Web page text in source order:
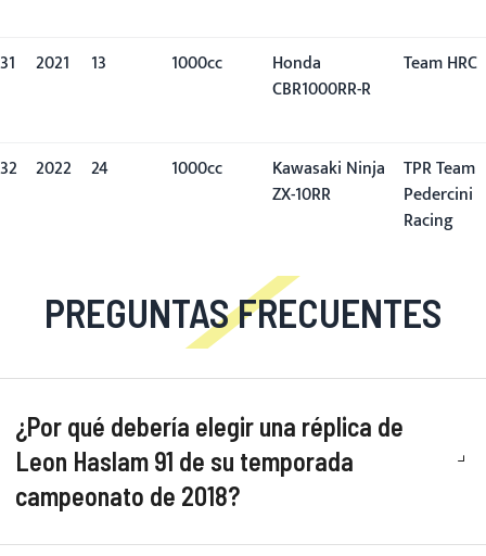
31 2021 13º 1000cc
Honda
CBR1000RR-R
Team HRC
32 2022 24º 1000cc
Kawasaki Ninja
ZX-10RR
TPR Team
Pedercini
Racing
PREGUNTAS FRECUENTES
¿Por qué debería elegir una réplica de
Leon Haslam 91 de su temporada
campeonato de 2018?